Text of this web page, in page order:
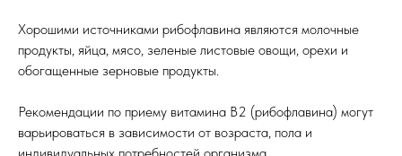
Хорошими источниками рибофлавина являются молочные
продукты, яйца, мясо, зеленые листовые овощи, орехи и
обогащенные зерновые продукты.
Рекомендации по приему витамина B2 (рибофлавина) могут
варьироваться в зависимости от возраста, пола и